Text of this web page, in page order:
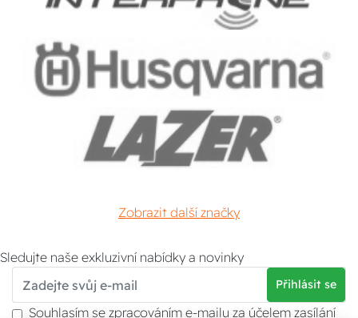
Zobrazit další značky
Sledujte naše exkluzivní nabídky a novinky
Přihlásit se
Souhlasím se zpracováním e-mailu za účelem zasílání